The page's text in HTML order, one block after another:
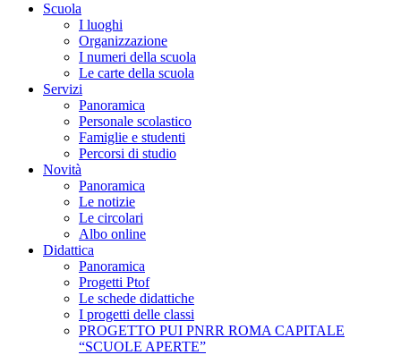
Scuola
I luoghi
Organizzazione
I numeri della scuola
Le carte della scuola
Servizi
Panoramica
Personale scolastico
Famiglie e studenti
Percorsi di studio
Novità
Panoramica
Le notizie
Le circolari
Albo online
Didattica
Panoramica
Progetti Ptof
Le schede didattiche
I progetti delle classi
PROGETTO PUI PNRR ROMA CAPITALE
“SCUOLE APERTE”